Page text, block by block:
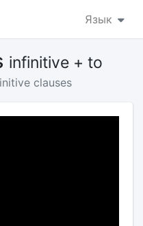
Язык
infinitive + to
clauses